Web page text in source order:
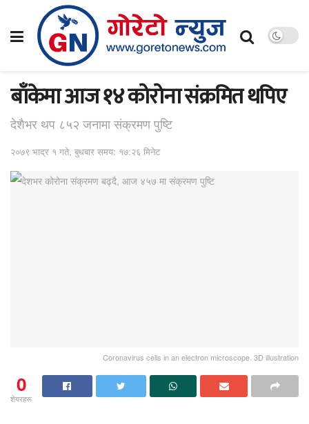
बाँकेमा आज १४ कोरोना संक्रमित थपिए
देशैभर थप ८५२ जनामा संक्रमण पुष्टि
२०७९ भाद्र १ गते, बुधबार समय: १७:२६ मिनेट
Coronavirus cells in an electron microscope. 3D illustration
0
शेयरहरू